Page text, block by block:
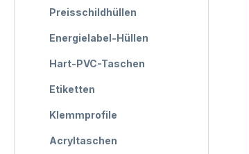
Preisschildhüllen
Energielabel-Hüllen
Hart-PVC-Taschen
Etiketten
Klemmprofile
Acryltaschen